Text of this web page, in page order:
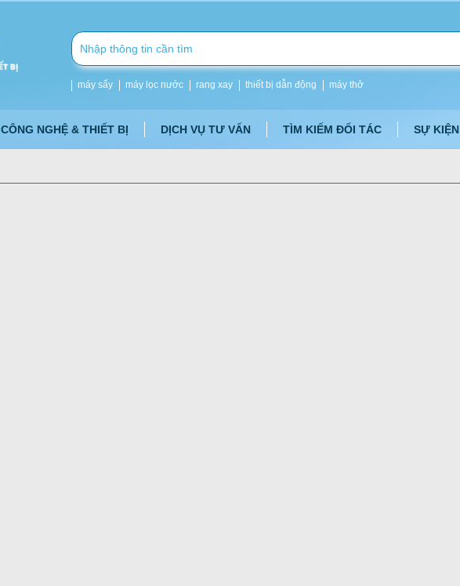
máy sấy máy lọc nước rang xay thiết bị dẫn động máy thở
CÔNG NGHỆ & THIẾT BỊ DỊCH VỤ TƯ VẤN TÌM KIẾM ĐỐI TÁC SỰ KIỆN